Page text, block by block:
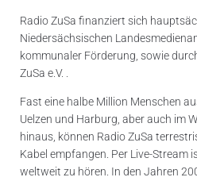
Radio ZuSa finanziert sich
Niedersächsischen
kommunaler Förderung, sowie
ZuSa e.V. .
Fast eine halbe Million Menschen
Uelzen und Harburg, aber auch im
hinaus, können Radio ZuSa
Kabel empfangen. Per Live-Stream
weltweit zu hören. In den Jahren